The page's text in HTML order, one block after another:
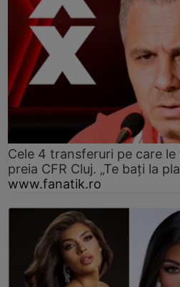
Cele 4 transferuri pe care
preia CFR Cluj. „Te bați la
www.fanatik.ro